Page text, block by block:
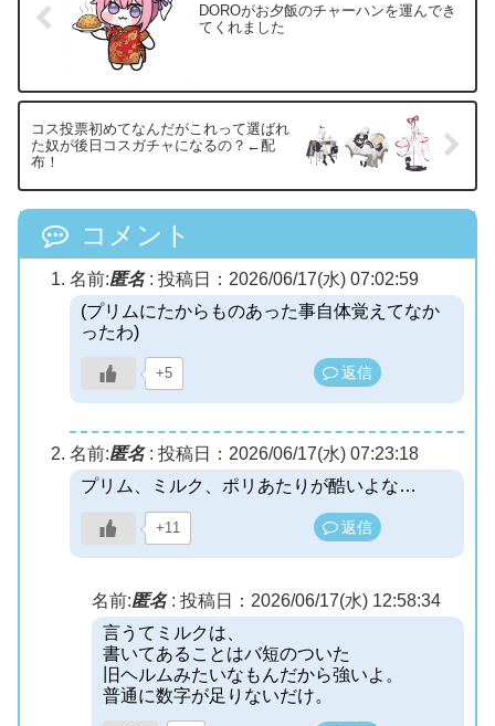
DOROがお夕飯のチャーハンを運んでき
てくれました
コス投票初めてなんだがこれって選ばれ
た奴が後日コスガチャになるの？←配
布！
コメント
名前:匿名: 投稿日：2026/06/17(水) 07:02:59
(プリムにたからものあった事自体覚えてなか
ったわ)
+5 返信
名前:匿名: 投稿日：2026/06/17(水) 07:23:18
プリム、ミルク、ポリあたりが酷いよな…
+11 返信
名前:匿名: 投稿日：2026/06/17(水) 12:58:34
言うてミルクは、
書いてあることはバ短のついた
旧ヘルムみたいなもんだから強いよ。
普通に数字が足りないだけ。